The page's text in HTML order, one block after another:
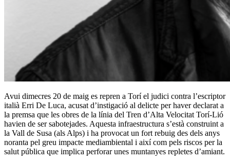
Avui dimecres 20 de maig es repren a Torí el judici contra l’escriptor
italià Erri De Luca, acusat d’instigació al delicte per haver declarat a
la premsa que les obres de la línia del Tren d’Alta Velocitat Torí-Lió
havien de ser sabotejades. Aquesta infraestructura s’està construint a
la Vall de Susa (als Alps) i ha provocat un fort rebuig des dels anys
noranta pel greu impacte mediambiental i així com pels riscos per la
salut pública que implica perforar unes muntanyes repletes d’amiant.